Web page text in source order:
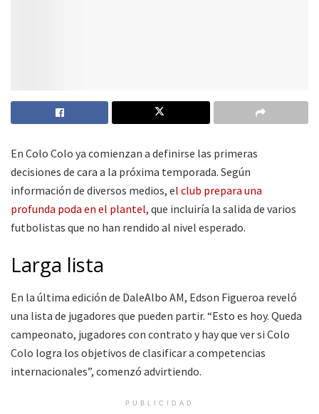
En Colo Colo ya comienzan a definirse las primeras
decisiones de cara a la próxima temporada. Según
información de diversos medios, el club prepara una
profunda poda en el plantel, que incluiría la salida de varios
futbolistas que no han rendido al nivel esperado.
Larga lista
En la última edición de DaleAlbo AM, Edson Figueroa reveló
una lista de jugadores que pueden partir. “Esto es hoy. Queda
campeonato, jugadores con contrato y hay que ver si Colo
Colo logra los objetivos de clasificar a competencias
internacionales”, comenzó advirtiendo.
PUBLICIDAD